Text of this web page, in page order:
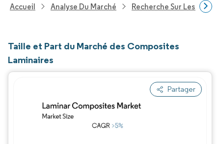
Accueil Analyse Du Marché Recherche Sur Les
Taille et Part du Marché des Composites
Laminaires
Partager